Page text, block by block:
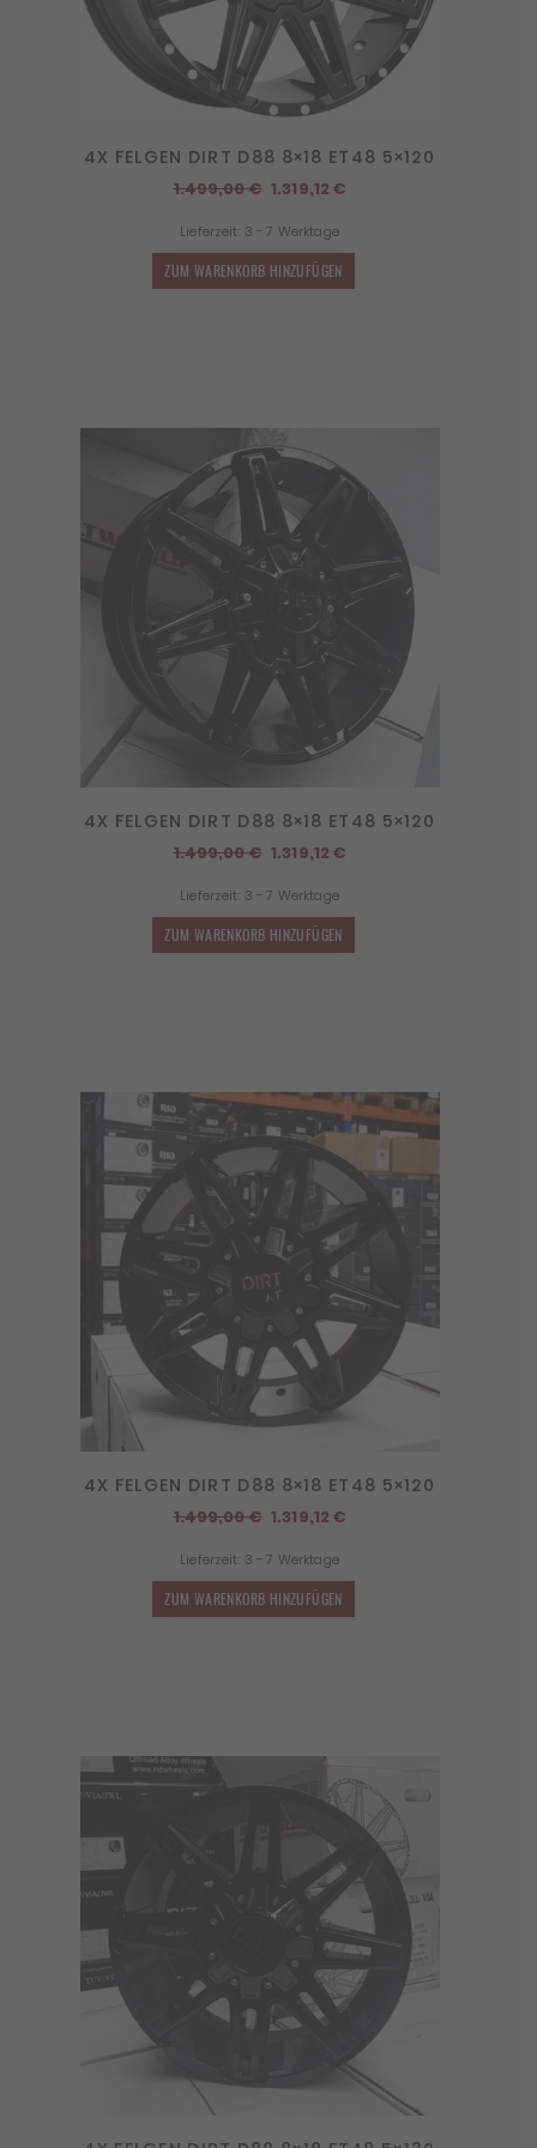
4X FELGEN DIRT D88 8×18 ET48 5×120
1.499,00€ Ursprünglicher
war:
1.499,00 €
1.319,12€Aktueller
Lieferzeit: 3 - 7 Werktage
ZUM WARENKORB HINZUFÜGEN
4X FELGEN DIRT D88 8×18 ET48 5×120
1.499,00€ Ursprünglicher
war:
1.499,00 €
1.319,12€Aktueller
Lieferzeit: 3 - 7 Werktage
ZUM WARENKORB HINZUFÜGEN
4X FELGEN DIRT D88 8×18 ET48 5×120
1.499,00€ Ursprünglicher
war:
1.499,00 €
1.319,12€Aktueller
Lieferzeit: 3 - 7 Werktage
ZUM WARENKORB HINZUFÜGEN